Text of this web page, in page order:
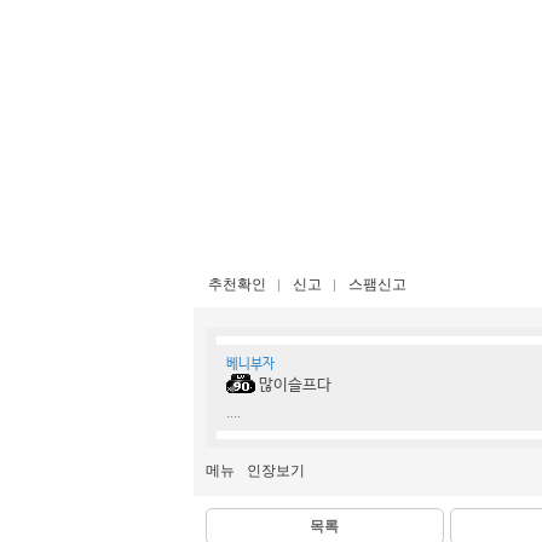
추천확인 신고 스팸신고
베니부자
많이슬프다
....
메뉴 인장보기
목록